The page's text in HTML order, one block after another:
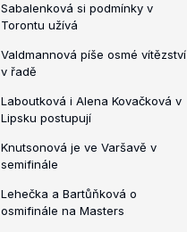
Sabalenková si podmínky v
Torontu užívá
Valdmannová píše osmé vítězství
v řadě
Laboutková i Alena Kovačková v
Lipsku postupují
Knutsonová je ve Varšavě v
semifinále
Lehečka a Bartůňková o
osmifinále na Masters